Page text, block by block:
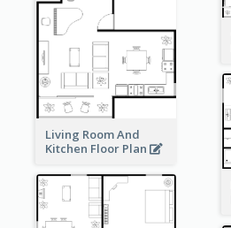
Living Room And
Kitchen Floor Plan